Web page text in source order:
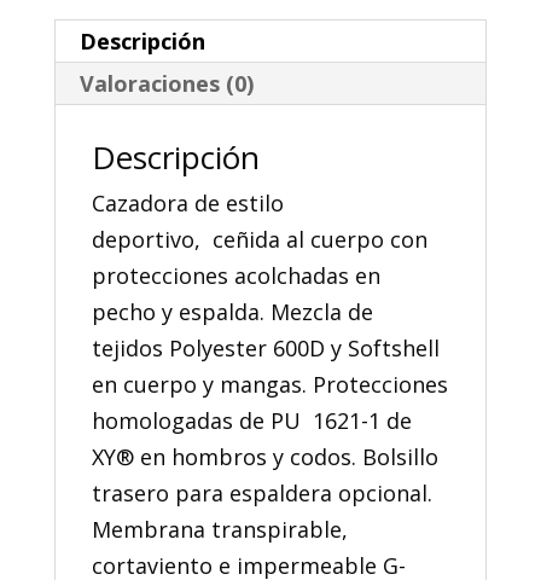
R
cantidad
Descripción
Valoraciones (0)
Descripción
Cazadora de estilo
deportivo, ceñida al cuerpo con
protecciones acolchadas en
pecho y espalda. Mezcla de
tejidos Polyester 600D y Softshell
en cuerpo y mangas. Protecciones
homologadas de PU 1621-1 de
XY® en hombros y codos. Bolsillo
trasero para espaldera opcional.
Membrana transpirable,
cortaviento e impermeable G-